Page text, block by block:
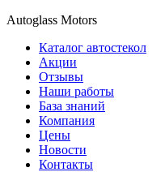
Autoglass Motors
Каталог автостекол
Акции
Отзывы
Наши работы
База знаний
Компания
Цены
Новости
Контакты